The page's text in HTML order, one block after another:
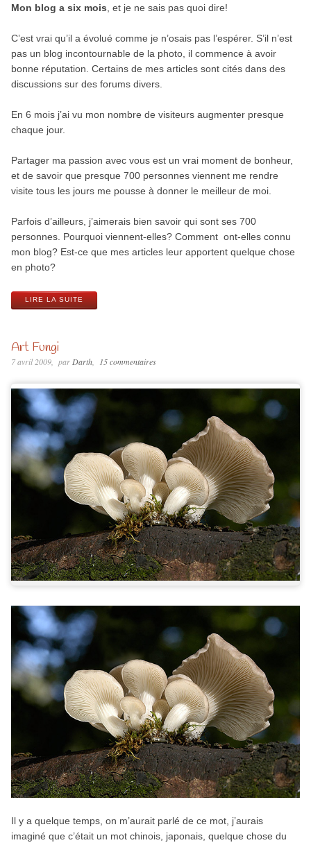
Mon blog a six mois, et je ne sais pas quoi dire!
C’est vrai qu’il a évolué comme je n’osais pas l’espérer. S’il n’est
pas un blog incontournable de la photo, il commence à avoir
bonne réputation. Certains de mes articles sont cités dans des
discussions sur des forums divers.
En 6 mois j’ai vu mon nombre de visiteurs augmenter presque
chaque jour.
Partager ma passion avec vous est un vrai moment de bonheur,
et de savoir que presque 700 personnes viennent me rendre
visite tous les jours me pousse à donner le meilleur de moi.
Parfois d’ailleurs, j’aimerais bien savoir qui sont ses 700
personnes. Pourquoi viennent-elles? Comment ont-elles connu
mon blog? Est-ce que mes articles leur apportent quelque chose
en photo?
LIRE LA SUITE
Art Fungi
7 avril 2009 par Darth 15 commentaires
Il y a quelque temps, on m’aurait parlé de ce mot, j’aurais
imaginé que c’était un mot chinois, japonais, quelque chose du